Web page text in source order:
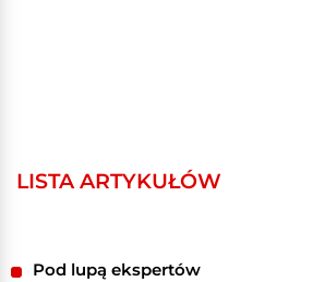
LISTA ARTYKUŁÓW
Pod lupą ekspertów